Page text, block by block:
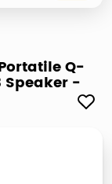
Q-
Speaker -